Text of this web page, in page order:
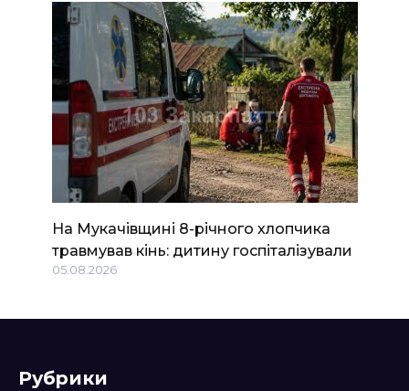
На Мукачівщині 8-річного хлопчика
травмував кінь: дитину госпіталізували
05.08.2026
Рубрики